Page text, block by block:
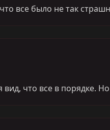
все было не так
что все в порядке.